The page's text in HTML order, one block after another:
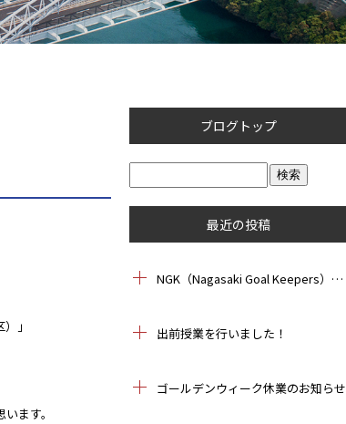
」
ます。
ブログトップ
最近の投稿
NGK（Nagasaki Goal Keepers）Clinic 2026が開催されました！
出前授業を行いました！
ゴールデンウィーク休業のお知らせ